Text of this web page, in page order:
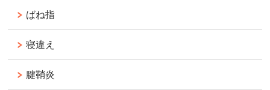
ばね指
寝違え
腱鞘炎